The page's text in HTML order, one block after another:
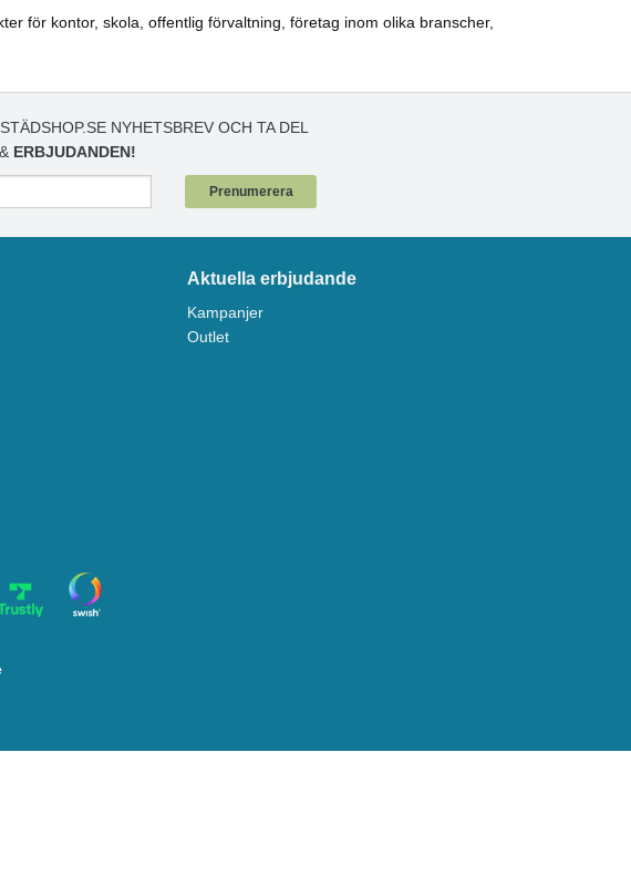
för kontor, skola, offentlig förvaltning, företag inom olika branscher,
NYHETSBREV OCH TA DEL
ERBJUDANDEN!
Prenumerera
Aktuella erbjudande
Kampanjer
Outlet